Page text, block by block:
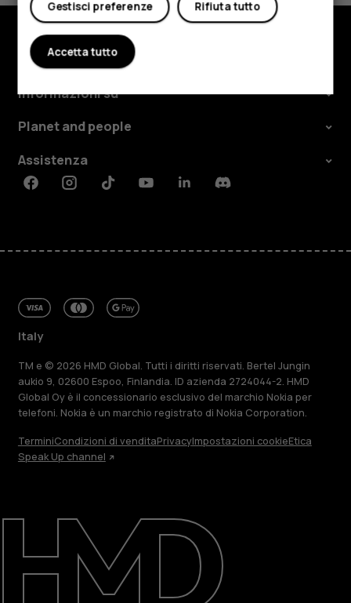
Ripara, riutilizza, ricicla
Sostenibilità
Assistenza
Negozio
Informazioni su
Planet and people
Assistenza
FacebookInstagramTiktokYoutubeLinkedinDiscord
Italy
TM e © 2026 HMD Global. Tutti i diritti riservati. Bertel Jungin
aukio 9, 02600 Espoo, Finlandia. ID azienda 2724044-2. HMD
Global Oy è il concessionario esclusivo del marchio Nokia per
telefoni. Nokia è un marchio registrato di Nokia Corporation.
TerminiCondizioni di venditaPrivacyImpostazioni cookieEtica
Speak Up channel
Rifiuta tutto
Gestisci preferenze
Accetta tutto